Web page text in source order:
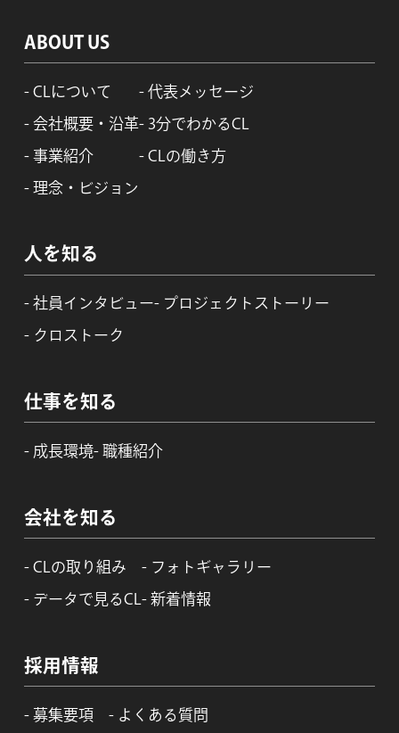
ABOUT US
CLについて
会社概要・沿革
事業紹介
理念・ビジョン
代表メッセージ
3分でわかるCL
CLの働き方
人を知る
社員インタビュー
クロストーク
プロジェクトストーリー
仕事を知る
成長環境 職種紹介
会社を知る
CLの取り組み
データで見るCL
フォトギャラリー
新着情報
採用情報
募集要項 よくある質問